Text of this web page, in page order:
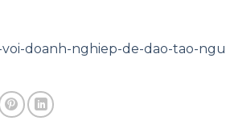
doanh-nghiep-de-dao-tao-